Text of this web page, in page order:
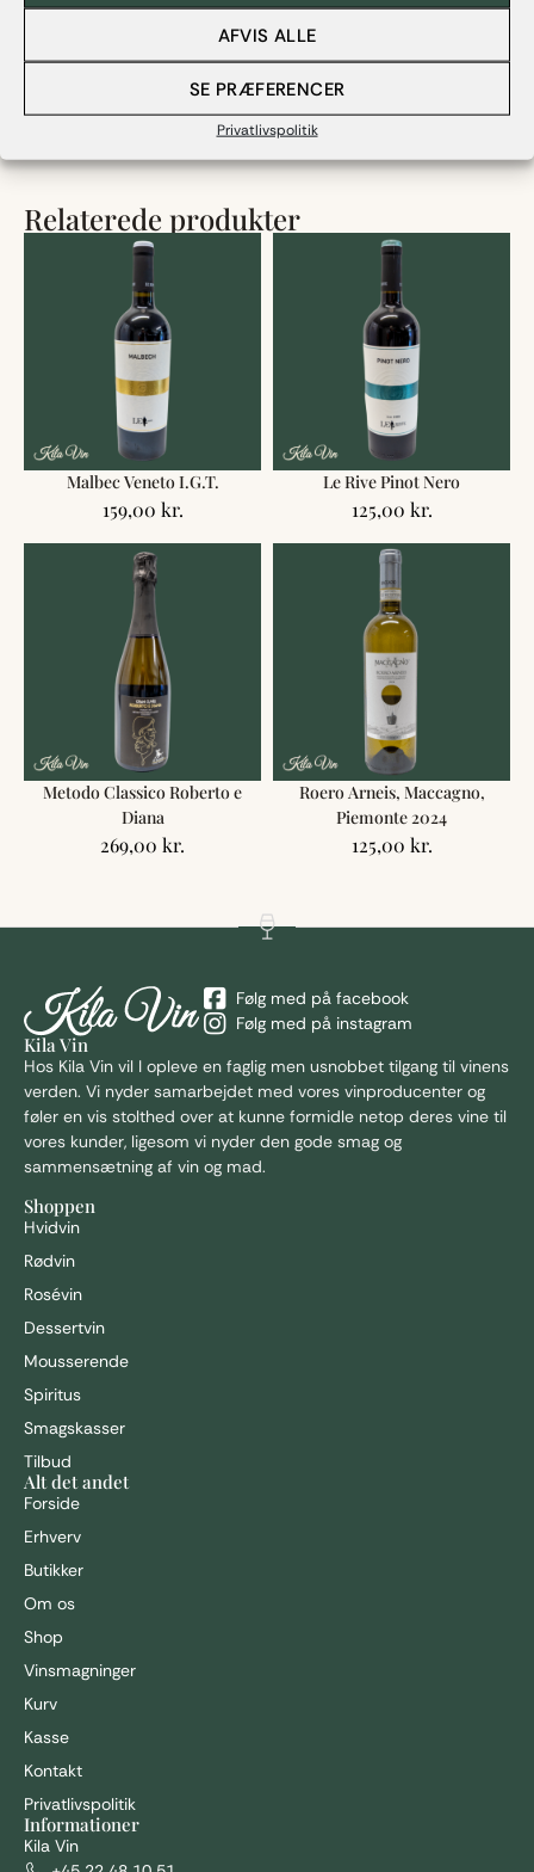
AFVIS ALLE
SE PRÆFERENCER
Privatlivspolitik
I alt
GÅ TIL KASSE
Detaljer
Relaterede produkter
Malbec Veneto I.G.T.
159,00 kr.
Le Rive Pinot Nero
125,00 kr.
Metodo Classico Roberto e
Diana
269,00 kr.
Roero Arneis, Maccagno,
Piemonte 2024
125,00 kr.
Følg med på facebook
Følg med på instagram
Kila Vin
Hos Kila Vin vil I opleve en faglig men usnobbet tilgang til vinens
verden. Vi nyder samarbejdet med vores vinproducenter og
føler en vis stolthed over at kunne formidle netop deres vine til
vores kunder, ligesom vi nyder den gode smag og
sammensætning af vin og mad.
Shoppen
Hvidvin
Rødvin
Rosévin
Dessertvin
Mousserende
Spiritus
Smagskasser
Tilbud
Alt det andet
Forside
Erhverv
Butikker
Om os
Shop
Vinsmagninger
Kurv
Kasse
Kontakt
Privatlivspolitik
Informationer
Kila Vin